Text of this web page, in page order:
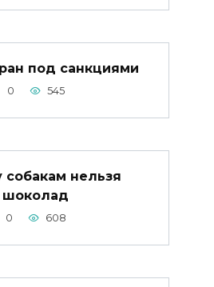
под санкциями
0 545
собакам нельзя
шоколад
0 608